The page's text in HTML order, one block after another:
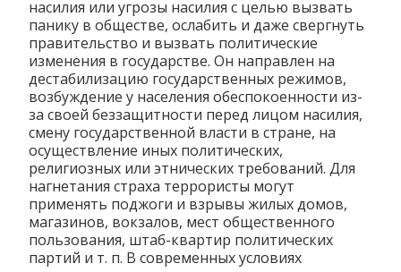
насилия или угрозы насилия с целью вызвать
панику в обществе, ослабить и даже свергнуть
правительство и вызвать политические
изменения в государстве. Он направлен на
дестабилизацию государственных режимов,
возбуждение у населения обеспокоенности из-
за своей беззащитности перед лицом насилия,
смену государственной власти в стране, на
осуществление иных политических,
религиозных или этнических требований. Для
нагнетания страха террористы могут
применять поджоги и взрывы жилых домов,
магазинов, вокзалов, мест общественного
пользования, штаб-квартир политических
партий и т. п. В современных условиях